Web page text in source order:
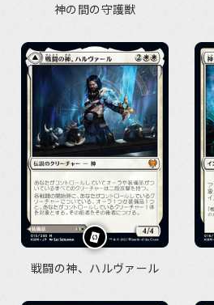
神の間の守護獣
戦闘の神、ハルヴァール